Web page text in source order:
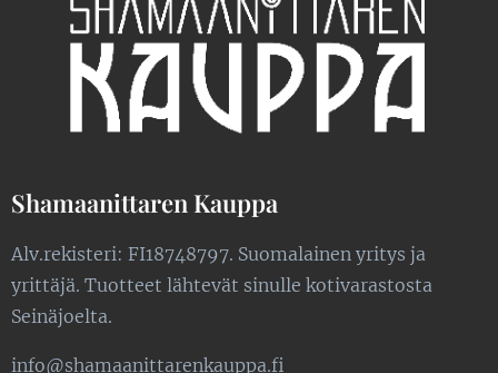
Shamaanittaren Kauppa
Alv.rekisteri: FI18748797. Suomalainen yritys ja
yrittäjä. Tuotteet lähtevät sinulle kotivarastosta
Seinäjoelta.
info@shamaanittarenkauppa.fi